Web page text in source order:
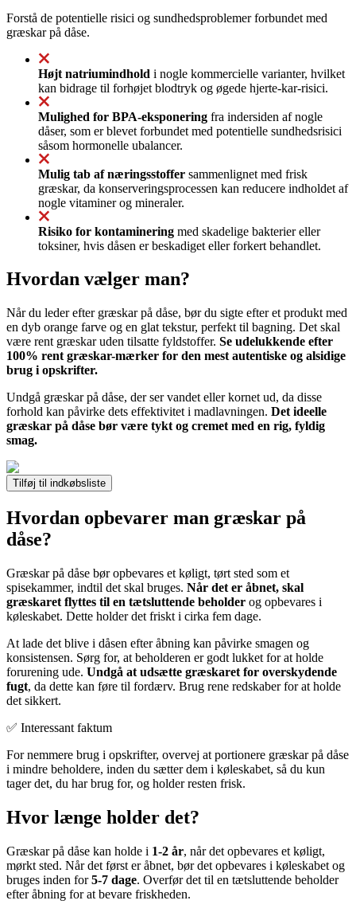
Forstå de potentielle risici og sundhedsproblemer forbundet med
græskar på dåse.
Højt natriumindhold i nogle kommercielle varianter, hvilket
kan bidrage til forhøjet blodtryk og øgede hjerte-kar-risici.
Mulighed for BPA-eksponering fra indersiden af nogle
dåser, som er blevet forbundet med potentielle sundhedsrisici
såsom hormonelle ubalancer.
Mulig tab af næringsstoffer sammenlignet med frisk
græskar, da konserveringsprocessen kan reducere indholdet af
nogle vitaminer og mineraler.
Risiko for kontaminering med skadelige bakterier eller
toksiner, hvis dåsen er beskadiget eller forkert behandlet.
Hvordan vælger man?
Når du leder efter græskar på dåse, bør du sigte efter et produkt med
en dyb orange farve og en glat tekstur, perfekt til bagning. Det skal
være rent græskar uden tilsatte fyldstoffer. Se udelukkende efter
100% rent græskar-mærker for den mest autentiske og alsidige
brug i opskrifter.
Undgå græskar på dåse, der ser vandet eller kornet ud, da disse
forhold kan påvirke dets effektivitet i madlavningen. Det ideelle
græskar på dåse bør være tykt og cremet med en rig, fyldig
smag.
Tilføj til indkøbsliste
Hvordan opbevarer man græskar på
dåse?
Græskar på dåse bør opbevares et køligt, tørt sted som et
spisekammer, indtil det skal bruges. Når det er åbnet, skal
græskaret flyttes til en tætsluttende beholder og opbevares i
køleskabet. Dette holder det friskt i cirka fem dage.
At lade det blive i dåsen efter åbning kan påvirke smagen og
konsistensen. Sørg for, at beholderen er godt lukket for at holde
forurening ude. Undgå at udsætte græskaret for overskydende
fugt, da dette kan føre til fordærv. Brug rene redskaber for at holde
det sikkert.
✅ Interessant faktum
For nemmere brug i opskrifter, overvej at portionere græskar på dåse
i mindre beholdere, inden du sætter dem i køleskabet, så du kun
tager det, du har brug for, og holder resten frisk.
Hvor længe holder det?
Græskar på dåse kan holde i 1-2 år, når det opbevares et køligt,
mørkt sted. Når det først er åbnet, bør det opbevares i køleskabet og
bruges inden for5-7 dage. Overfør det til en tætsluttende beholder
efter åbning for at bevare friskheden.